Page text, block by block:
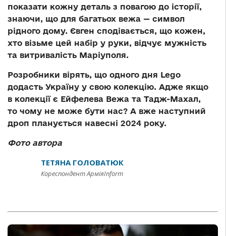
показати кожну деталь з повагою до історії,
знаючи, що для багатьох вежа — символ
рідного дому. Євген сподівається, що кожен,
хто візьме цей набір у руки, відчує мужність
та витривалість Маріуполя.
Розробники вірять, що одного дня Lego
додасть Україну у свою колекцію. Адже якщо
в колекції є Ейфелева Вежа та Тадж-Махал,
то чому не може бути нас? А вже наступний
дроп планується навесні 2024 року.
Фото автора
ТЕТЯНА ГОЛОВАТЮК
Кореспондент АрміяInform